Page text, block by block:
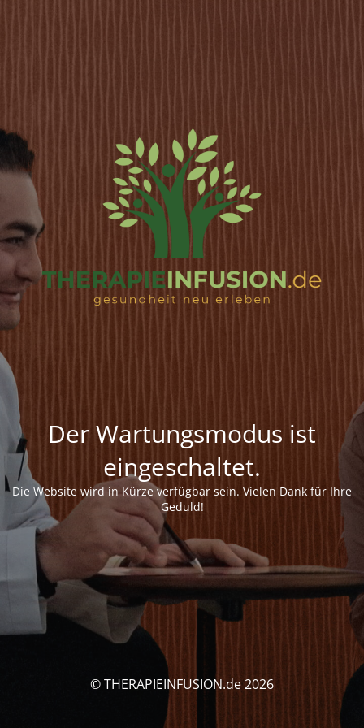
Der Wartungsmodus ist
eingeschaltet.
Die Website wird in Kürze verfügbar sein. Vielen Dank für Ihre
Geduld!
© THERAPIEINFUSION.de 2026